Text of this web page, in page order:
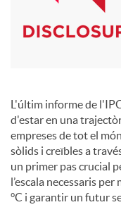
d
c
o
n
L'últim informe de
d'estar en una
empreses de tot el
sòlids i creïbles a
un primer pas crucial
l’escala necessaris
°C i garantir un futur